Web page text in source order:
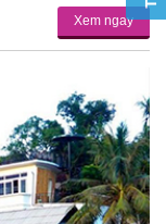
Xem ngay